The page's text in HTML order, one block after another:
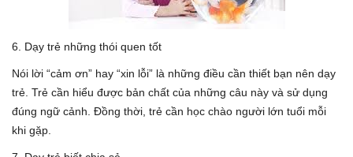
6. Dạy trẻ những thói quen tốt
Nói lời “cảm ơn” hay “xin lỗi” là những điều cần thiết bạn nên dạy
trẻ. Trẻ cần hiểu được bản chất của những câu này và sử dụng
đúng ngữ cảnh. Đồng thời, trẻ cần học chào người lớn tuổi mỗi
khi gặp.